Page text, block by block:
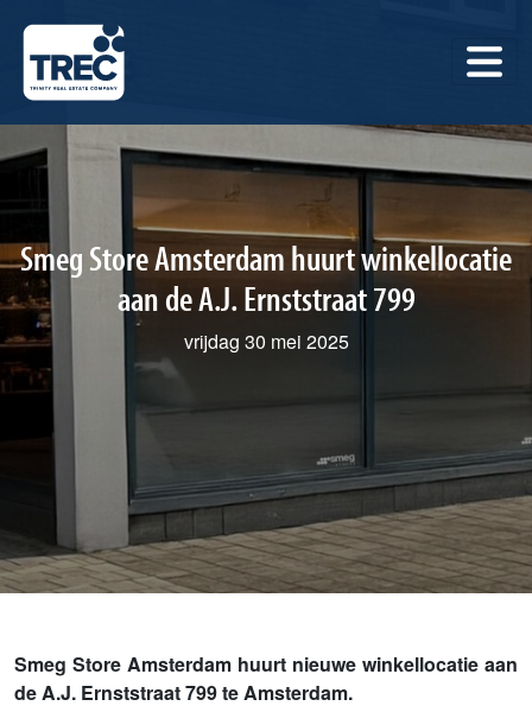
Smeg Store Amsterdam huurt winkellocatie
aan de A.J. Ernststraat 799
vrijdag 30 mei 2025
Smeg Store Amsterdam huurt nieuwe winkellocatie aan
de A.J. Ernststraat 799 te Amsterdam.